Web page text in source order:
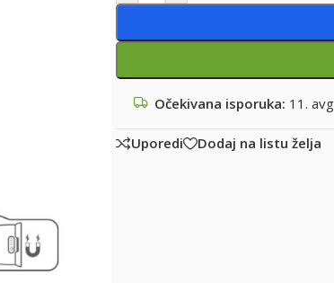
Očekivana isporuka: 11.
Uporedi Dodaj na listu želja